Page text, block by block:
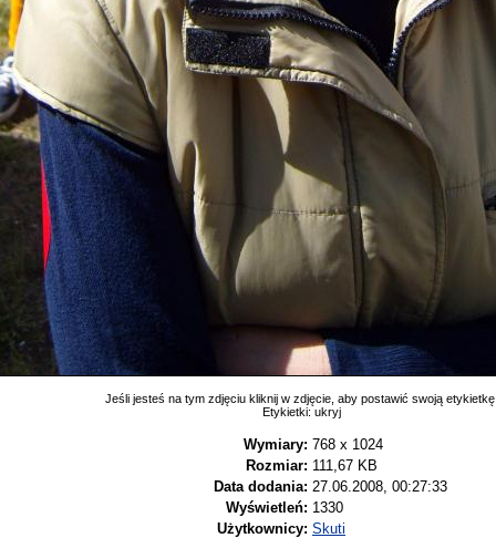
Jeśli jesteś na tym zdjęciu kliknij w zdjęcie, aby postawić swoją etykietkę.
Etykietki: ukryj
Wymiary: 768 x 1024
Rozmiar: 111,67 KB
Data dodania: 27.06.2008, 00:27:33
Wyświetleń: 1330
Użytkownicy: Skuti